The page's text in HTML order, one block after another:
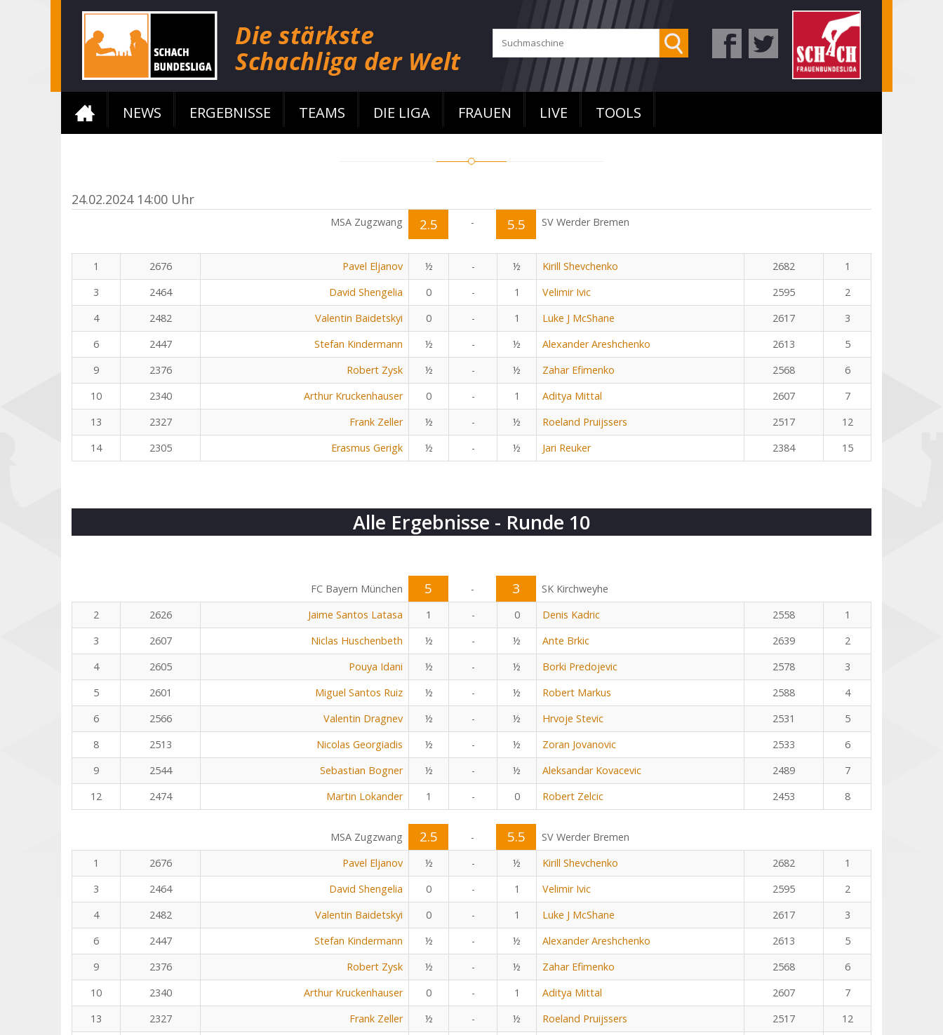
NEWS ERGEBNISSE TEAMS DIE LIGA FRAUEN LIVE TOOLS
24.02.2024 14:00 Uhr
MSA Zugzwang 2.5 - 5.5 SV Werder Bremen
1 2676 Pavel Eljanov ½ - ½ Kirill Shevchenko 2682
1
3
2464 David Shengelia 0 - 1 Velimir Ivic 2595
2
4
2482 Valentin Baidetskyi 0 - 1 Luke J McShane 2617
3
6
2447 Stefan Kindermann ½ - ½ Alexander Areshchenko 2613
5
9
2376 Robert Zysk ½ - ½ Zahar Efimenko 2568
6
10
2340 Arthur Kruckenhauser 0 - 1 Aditya Mittal 2607
7
13
2327 Frank Zeller ½ - ½ Roeland Pruijssers 2517
12
14
2305 Erasmus Gerigk ½ - ½ Jari Reuker 2384 15
Alle Ergebnisse - Runde 10
FC Bayern München 5 - 3
SK Kirchweyhe
2
2626 Jaime Santos Latasa 1 - 0 Denis Kadric 2558
1
3
2607 Niclas Huschenbeth ½ - ½ Ante Brkic 2639
2
4
2605 Pouya Idani ½ - ½ Borki Predojevic 2578
3
5
2601 Miguel Santos Ruiz ½ - ½ Robert Markus 2588
4
6
2566 Valentin Dragnev ½ - ½ Hrvoje Stevic 2531
5
8
2513 Nicolas Georgiadis ½ - ½ Zoran Jovanovic 2533
6
9
2544 Sebastian Bogner ½ - ½ Aleksandar Kovacevic 2489
7
12
2474 Martin Lokander 1 - 0 Robert Zelcic 2453 8
MSA Zugzwang 2.5 - 5.5
SV Werder Bremen
1
2676 Pavel Eljanov ½ - ½ Kirill Shevchenko 2682
1
3
2464 David Shengelia 0 - 1 Velimir Ivic 2595
2
4
2482 Valentin Baidetskyi 0 - 1 Luke J McShane 2617
3
6
2447 Stefan Kindermann ½ - ½ Alexander Areshchenko 2613
5
9
2376 Robert Zysk ½ - ½ Zahar Efimenko 2568
6
10
2340 Arthur Kruckenhauser 0 - 1 Aditya Mittal 2607
7
13
2327 Frank Zeller ½ - ½ Roeland Pruijssers 2517
12